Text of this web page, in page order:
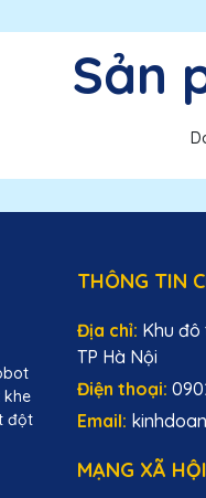
Sản
khe
đột
THÔNG TIN
Địa chỉ: Khu đô
TP Hà Nội
Điện thoại:
Email:
MẠNG XÃ HỘI